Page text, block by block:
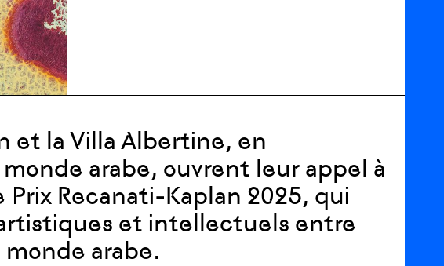
et la Villa Albertine, en
arabe, ouvrent leur appel à
Recanati-Kaplan 2025, qui
et intellectuels entre
arabe.